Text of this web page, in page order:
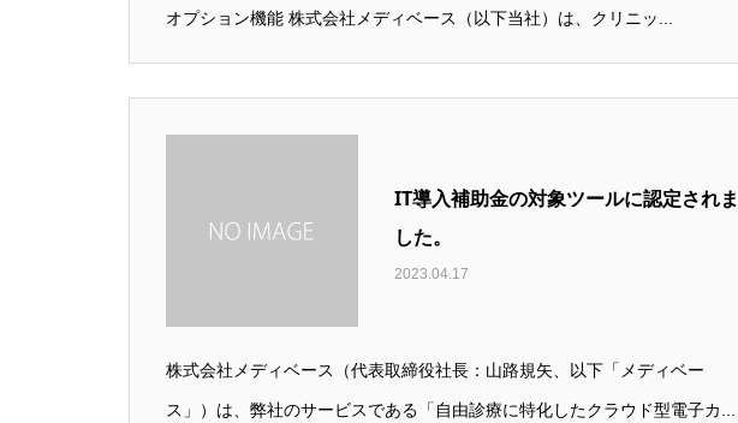
オプション機能 株式会社メディベース（以下当社）は、クリニッ...
IT導入補助金の対象ツールに認定されま
した。
2023.04.17
株式会社メディベース（代表取締役社長：山路規矢、以下「メディベー
ス」）は、弊社のサービスである「自由診療に特化したクラウド型電子カ...